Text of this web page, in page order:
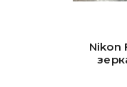
Nikon